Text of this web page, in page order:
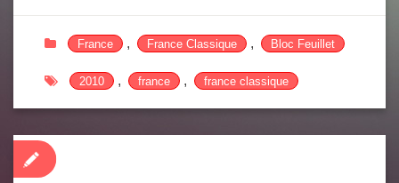
France , France Classique , Bloc Feuillet
2010 , france , france classique